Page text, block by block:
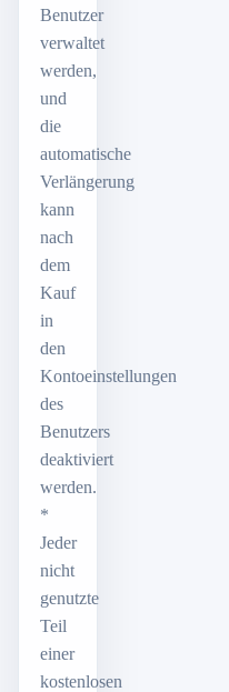
Benutzer
verwaltet
werden,
und
die
automatische
Verlängerung
kann
nach
dem
Kauf
in
den
Kontoeinstellungen
des
Benutzers
deaktiviert
werden.
*
Jeder
nicht
genutzte
Teil
einer
kostenlosen